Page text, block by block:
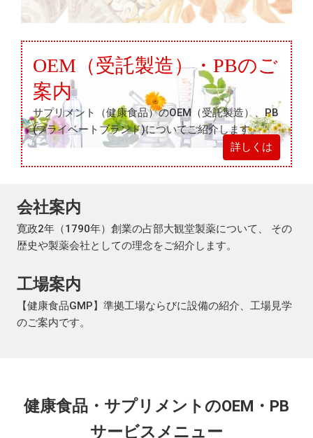
OEM（受託製造）・PBのご
案内
サプリメント（健康食品）のOEM（受託製造）、 PB
(プライベートブランド)についてご紹介します。
詳しくは
会社案内
寛政2年（1790年）創業の占部大観堂製薬について、 その
歴史や製薬会社としての理念をご紹介します。
工場案内
【健康食品GMP】準拠工場ならびに設備の紹介、工場見学
のご案内です。
健康食品・サプリメントのOEM・PB
サービスメニュー